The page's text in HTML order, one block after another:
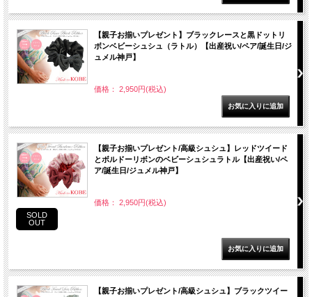
【親子お揃いプレゼント】ブラックレースと黒ドットリ
ボンベビーシュシュ（ラトル）【出産祝い/ペア/誕生日/ジ
ュメル神戸】
価格： 2,950円(税込)
【親子お揃いプレゼント/高級シュシュ】レッドツイード
とボルドーリボンのベビーシュシュラトル【出産祝い/ペ
ア/誕生日/ジュメル神戸】
価格： 2,950円(税込)
SOLD
OUT
【親子お揃いプレゼント/高級シュシュ】ブラックツイー